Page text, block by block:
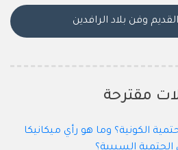
وفن بلاد الرافدين
مقترحة